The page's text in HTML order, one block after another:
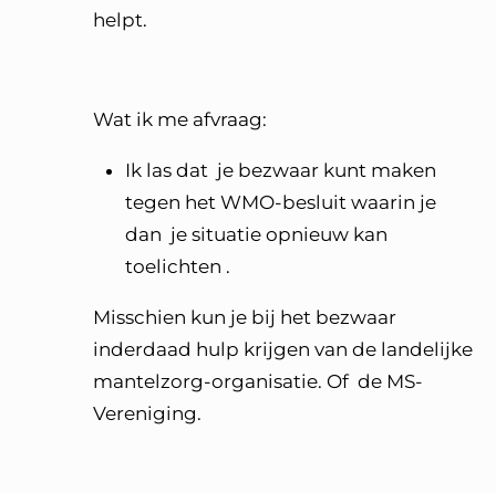
helpt.
Wat ik me afvraag:
Ik las dat je bezwaar kunt maken
tegen het WMO-besluit waarin je
dan je situatie opnieuw kan
toelichten .
Misschien kun je bij het bezwaar
inderdaad hulp krijgen van de landelijke
mantelzorg-organisatie. Of de MS-
Vereniging.